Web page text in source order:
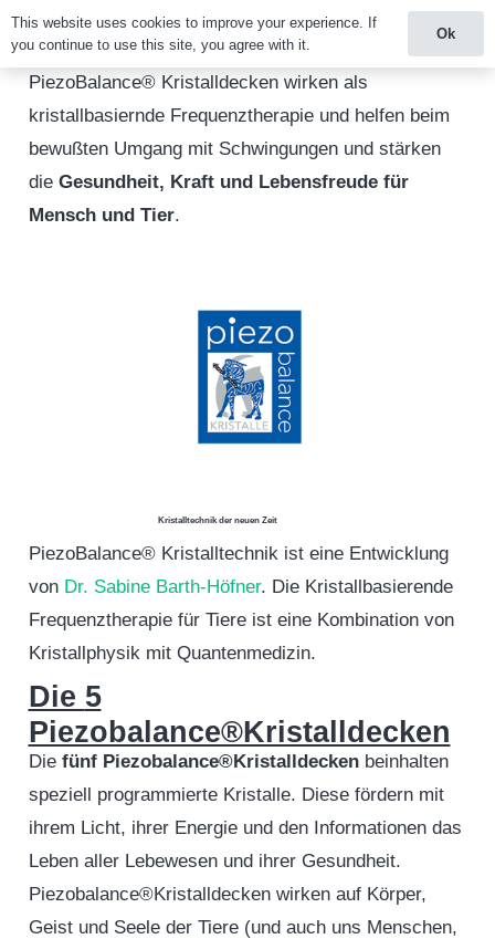
PiezoBalance® Kristalldecken wirken als
kristallbasiernde Frequenztherapie und helfen beim
bewußten Umgang mit Schwingungen und stärken
die Gesundheit, Kraft und Lebensfreude für
Mensch und Tier.
Kristalltechnik der neuen Zeit
PiezoBalance® Kristalltechnik ist eine Entwicklung
von Dr. Sabine Barth-Höfner. Die Kristallbasierende
Frequenztherapie für Tiere ist eine Kombination von
Kristallphysik mit Quantenmedizin.
Die 5
Piezobalance®Kristalldecken
Diefünf Piezobalance®Kristalldeckenbeinhalten
speziell programmierte Kristalle. Diese fördern mit
ihrem Licht, ihrer Energie und den Informationen das
Leben aller Lebewesen und ihrer Gesundheit.
Piezobalance®Kristalldecken wirken auf Körper,
Geist und Seele der Tiere (und auch uns Menschen,
This website uses cookies to improve your experience. If
you continue to use this site, you agree with it.
Ok